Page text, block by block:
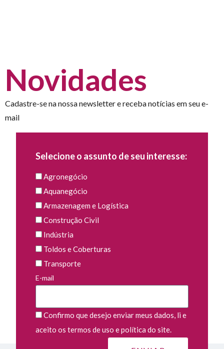
Novidades
Cadastre-se na nossa newsletter e receba notícias em seu e-
mail
Selecione o assunto de seu interesse:
Agronegócio
Aquanegócio
Armazenagem e Logística
Construção Civil
Indústria
Toldos e Coberturas
Transporte
E-mail
Confirmo que desejo enviar meus dados, li e
aceito os termos de uso e política do site.